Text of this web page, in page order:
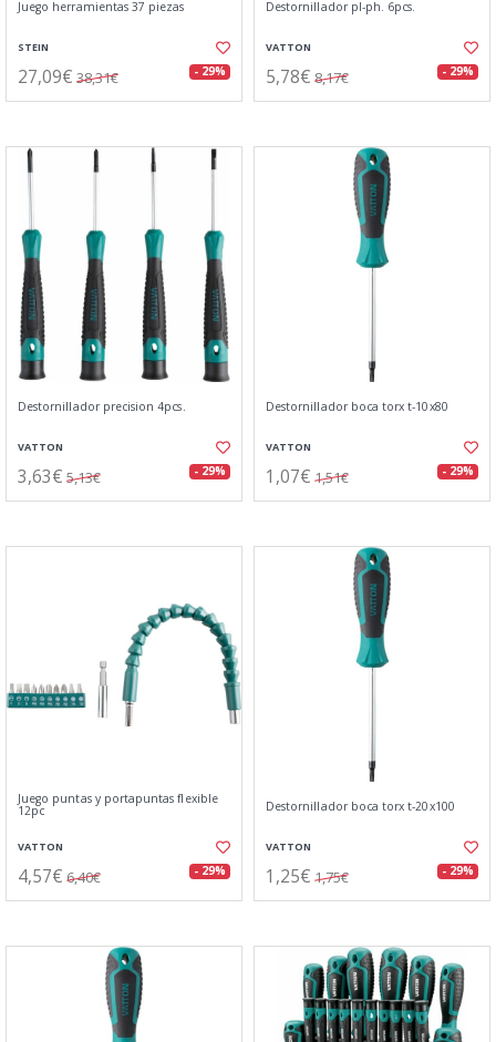
Juego herramientas 37 piezas
STEIN
27,09€ 38,31€ - 29%
Destornillador pl-ph. 6pcs.
VATTON
5,78€ 8,17€ - 29%
Destornillador precision 4pcs.
VATTON
3,63€ 5,13€ - 29%
Destornillador boca torx t-10x80
VATTON
1,07€ 1,51€ - 29%
Juego puntas y portapuntas flexible
12pc
VATTON
4,57€ 6,40€ - 29%
Destornillador boca torx t-20x100
VATTON
1,25€ 1,75€ - 29%